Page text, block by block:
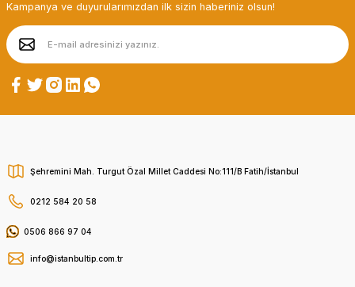
Kampanya ve duyurularımızdan ilk sizin haberiniz olsun!
Şehremini Mah. Turgut Özal Millet Caddesi No:111/B Fatih/İstanbul
0212 584 20 58
0506 866 97 04
info@istanbultip.com.tr